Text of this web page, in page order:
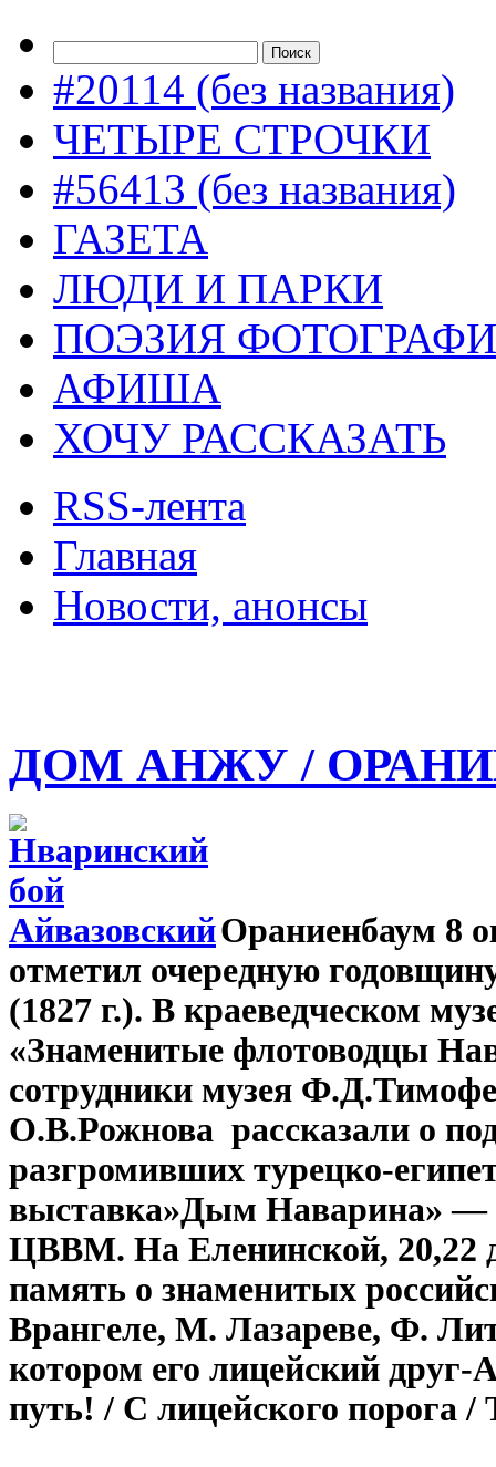
#20114 (без названия)
ЧЕТЫРЕ СТРОЧКИ
#56413 (без названия)
ГАЗЕТА
ЛЮДИ И ПАРКИ
ПОЭЗИЯ
АФИША
ХОЧУ РАССКАЗАТЬ
RSS-лента
Главная
Новости, анонсы
ДОМ АНЖУ /
Ораниенбаум 8
отметил очередную
(1827 г.). В краеведческом
«Знаменитые флотоводцы
сотрудники музея
О.В.Рожнова рассказали о
разгромивших турецко-
выставка»Дым Наварина» —
ЦВВМ. На Еленинской, 20,22
память о знаменитых
Врангеле, М. Лазареве, Ф.
котором его лицейский
путь! / С лицейского порога